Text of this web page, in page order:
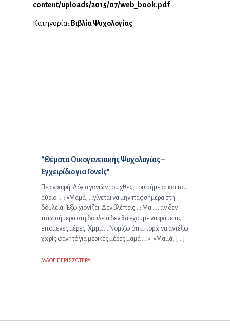
content/uploads/2015/07/web_book.pdf
Κατηγορία: Βιβλία Ψυχολογίας
Προηγούμενο άρθρο:
“Θέματα Οικογενειακής Ψυχολογίας –
Εγχειρίδιο για Γονείς”
Περιγραφή :Λόγια γονιών του χθες, του σήμερα και του
αύριο…. : «Μαμά, …γίνεται να μην πας σήμερα στη
δουλειά; Έξω χιονίζει. Δεν βλέπεις…; Μα …, αν δεν
πάω σήμερα στη δουλειά δεν θα έχουμε να φάμε τις
επόμενες μέρες. Χμμμ … Νομίζω ότι μπορώ να αντέξω
χωρίς φαγητό για μερικές μέρες μαμά … ». «Μαμά, […]
ΜΑΘΕ ΠΕΡΙΣΣΟΤΕΡΑ